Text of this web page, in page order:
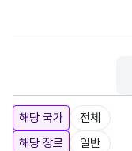
해당 국가
전체
해당 장르
일반